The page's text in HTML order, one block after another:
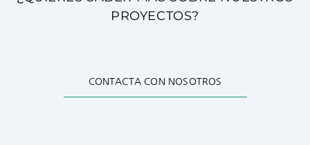
PROYECTOS?
CONTACTA CON NOSOTROS